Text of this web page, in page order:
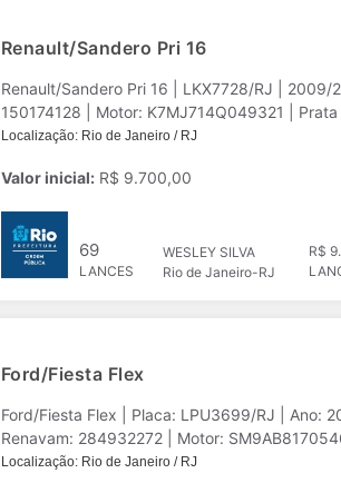
Renault/Sandero Pri 16
Renault/Sandero Pri 16 | LKX7728/RJ |
150174128 | Motor: K7MJ714Q049321 |
Localização: Rio de Janeiro / RJ
Valor inicial: R$ 9.700,00
69
LANCES
WESLEY SILVA
Rio de Janeiro-RJ
R$
Ford/Fiesta Flex
Ford/Fiesta Flex | Placa: LPU3699/RJ | Ano:
Renavam: 284932272 | Motor:
Localização: Rio de Janeiro / RJ